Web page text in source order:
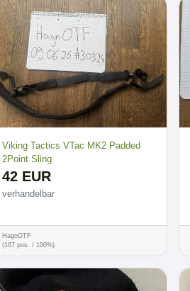
Viking Tactics VTac MK2 Padded
2Point Sling
42 EUR
verhandelbar
HagnOTF
(167 pos. / 100%)